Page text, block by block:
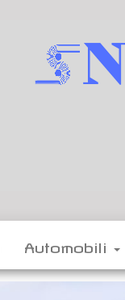
Automobili